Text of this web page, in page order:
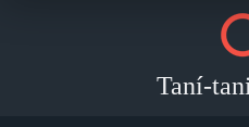
Taní-